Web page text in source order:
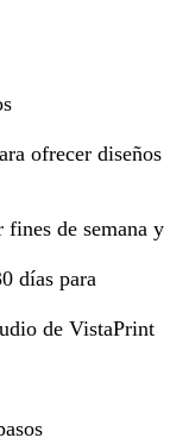
ofrecer diseños
de semana y
días para
de VistaPrint